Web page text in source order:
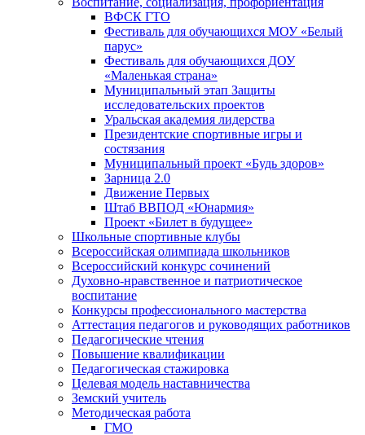
ВФСК ГТО
Фестиваль для обучающихся МОУ «Белый
парус»
Фестиваль для обучающихся ДОУ
«Маленькая страна»
Муниципальный этап Защиты
исследовательских проектов
Уральская академия лидерства
Президентские спортивные игры и
состязания
Муниципальный проект «Будь здоров»
Зарница 2.0
Движение Первых
Штаб ВВПОД «Юнармия»
Проект «Билет в будущее»
Школьные спортивные клубы
Всероссийская олимпиада школьников
Всероссийский конкурс сочинений
Духовно-нравственное и патриотическое
воспитание
Конкурсы профессионального мастерства
Аттестация педагогов и руководящих работников
Педагогические чтения
Повышение квалификации
Педагогическая стажировка
Целевая модель наставничества
Земский учитель
Методическая работа
ГМО